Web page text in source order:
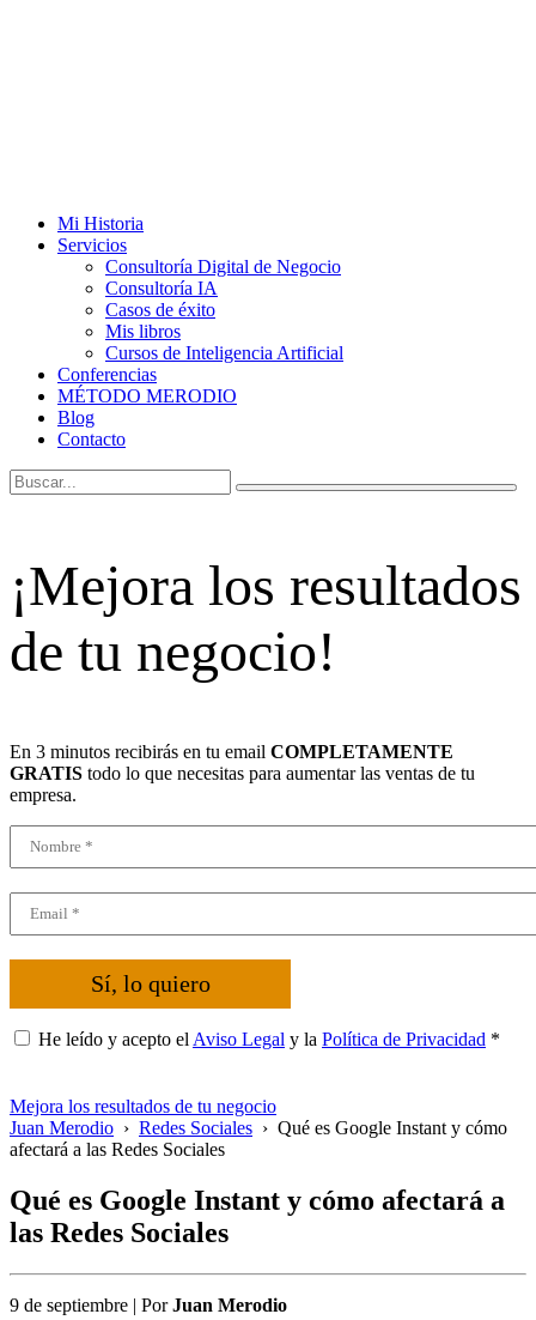
Mi Historia
Servicios
Consultoría Digital de Negocio
Consultoría IA
Casos de éxito
Mis libros
Cursos de Inteligencia Artificial
Conferencias
MÉTODO MERODIO
Blog
Contacto
¡Mejora los resultados
de tu negocio!
En 3 minutos recibirás en tu email COMPLETAMENTE
GRATIS todo lo que necesitas para aumentar las ventas de tu
empresa.
Sí, lo quiero
He leído y acepto el Aviso Legal y la Política de Privacidad *
Mejora los resultados de tu negocio
Juan Merodio › Redes Sociales › Qué es Google Instant y cómo
afectará a las Redes Sociales
Qué es Google Instant y cómo afectará a
las Redes Sociales
9 de septiembre | PorJuan Merodio